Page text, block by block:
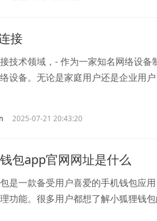
接
技术领域，- 作为一家知名网络设
设备。无论是家庭用户还是企业用
2025-07-21 20:43:20
包app官网网址是什么
是一款备受用户喜爱的手机钱包应
功能。很多用户都想了解小狐狸钱